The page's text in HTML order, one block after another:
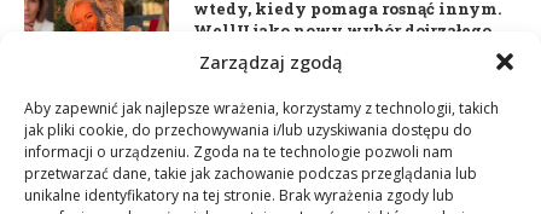
Zarządzaj zgodą
Aby zapewnić jak najlepsze wrażenia, korzystamy z technologii, takich
jak pliki cookie, do przechowywania i/lub uzyskiwania dostępu do
informacji o urządzeniu. Zgoda na te technologie pozwoli nam
przetwarzać dane, takie jak zachowanie podczas przeglądania lub
unikalne identyfikatory na tej stronie. Brak wyrażenia zgody lub
wtedy, kiedy pomaga rosnąć innym.
WellU jako nowy wybór dojrzałego
lidera
Daria Dudzik. Kocham Cię
17 kwietnia 2026